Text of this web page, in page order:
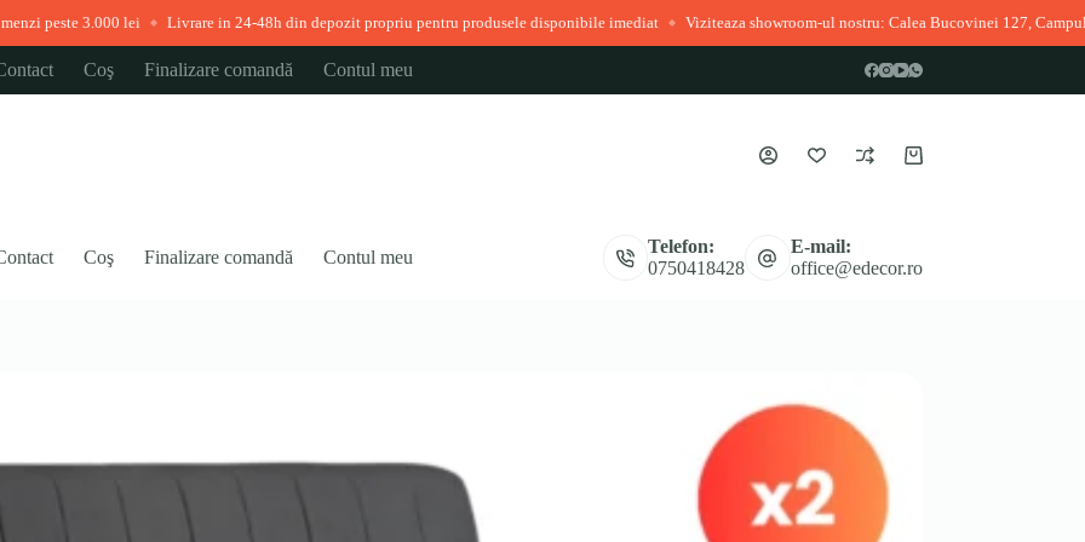
lei ◆ Livrare in 24-48h din depozit propriu pentru produsele disponibile imediat ◆ Viziteaza showroom-ul nostru: Calea Bucovinei 127, Campulung
Coş Finalizare comandă Contul meu
Coș
Coş Finalizare comandă Contul meu
Telefon:
0750418428
E-mail:
office@edecor.ro